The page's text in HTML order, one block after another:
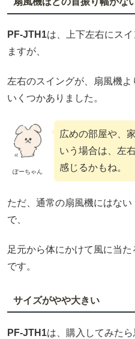
PF-JTH1は、上下左右にス
ますが、
左右のスイングが、扇風機
いくつかありました。
ぽーちゃん
広めの部屋や、
いう場合は、左
感じるかもね。
ただ、通常の扇風機にはな
で、
足元から体にかけて風に当
です。
サイズがやや大きい
PF-JTH1は、購入してみた